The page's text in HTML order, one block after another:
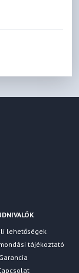
lehetőségek
tájékoztató
Garancia